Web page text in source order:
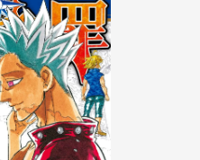
讀資產合併與書櫃開通申請